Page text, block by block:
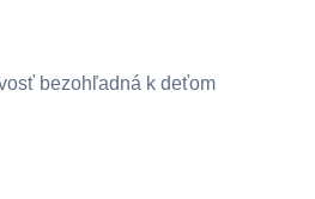
bezohľadná k deťom